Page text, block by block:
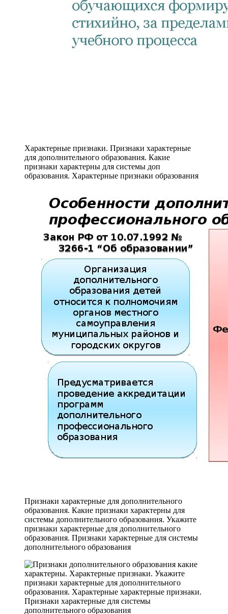
Характерные признаки. Признаки характерные
для дополнительного образования. Какие
признаки характерны для системы доп
образования. Характерные признаки образования
Признаки характерные для дополнительного
образования. Какие признаки характерны для
системы дополнительного образования. Укажите
признаки характерные для дополнительного
образования. Признаки характерные для системы
дополнительного образования